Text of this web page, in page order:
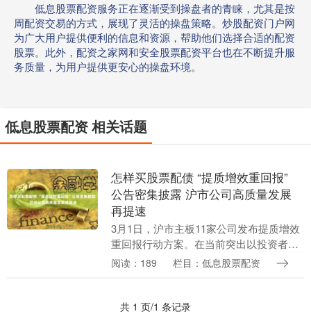
低息股票配资服务正在逐渐受到操盘者的青睐，尤其是按
周配资交易的方式，展现了灵活的操盘策略。炒股配资门户网
为广大用户提供便利的信息和资源，帮助他们选择合适的配资
股票。此外，配资之家网和安全股票配资平台也在不断提升服
务质量，为用户提供更安心的操盘环境。
低息股票配资 相关话题
怎样买股票配债 “提质增效重回报”
公告密集披露 沪市公司高质量发展
再提速
3月1日，沪市主板11家公司发布提质增效
重回报行动方案。在当前突出以投资者为
本，旗帜鲜明体现投资者特别是中小投资
阅读：189 栏目：低息股票配资
共 1 页/1 条记录